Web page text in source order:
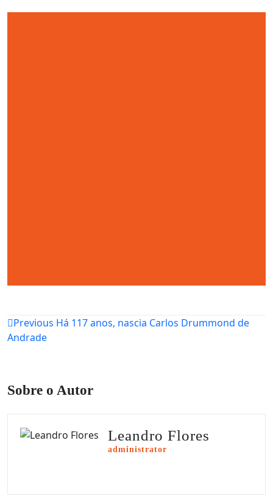
Navegação
de
Previous Há 117 anos, nascia Carlos Drummond de
Andrade
Sobre o Autor
Leandro Flores
administrator